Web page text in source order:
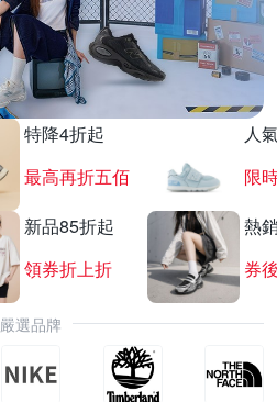
特降4折起
最高再折五佰
人
限
新品85折起
領券折上折
熱
券
嚴選品牌